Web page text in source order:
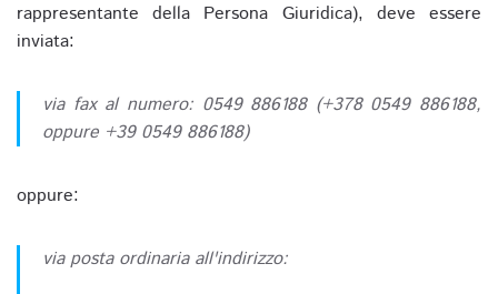
rappresentante della Persona Giuridica), deve essere
inviata:
via fax al numero: 0549 886188 (+378 0549 886188,
oppure +39 0549 886188)
oppure:
via posta ordinaria all'indirizzo: